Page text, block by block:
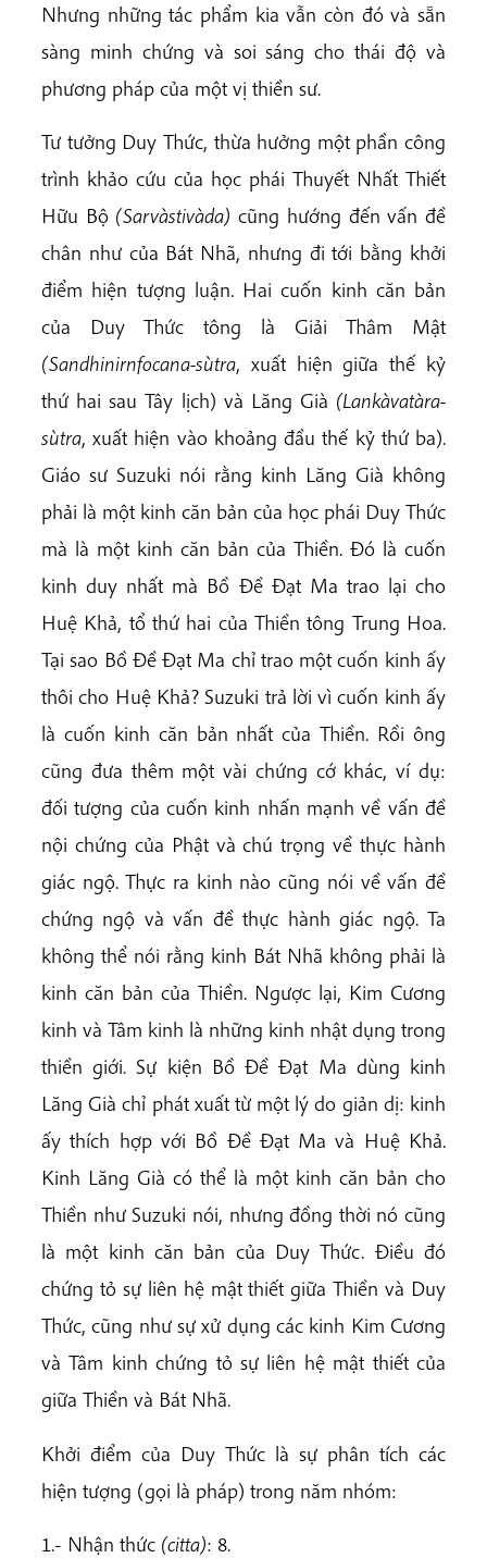
Nhưng những tác phẩm kia vẫn còn đó và sẵn
sàng minh chứng và soi sáng cho thái độ và
phương pháp của một vị thiền sư.
Tư tưởng Duy Thức, thừa hưởng một phần công
trình khảo cứu của học phái Thuyết Nhất Thiết
Hữu Bộ (Sarvàstivàda) cũng hướng đến vấn đề
chân như của Bát Nhã, nhưng đi tới bằng khởi
điểm hiện tượng luận. Hai cuốn kinh căn bản
của Duy Thức tông là Giải Thâm Mật
(Sandhinirnfocana-sùtra, xuất hiện giữa thế kỷ
thứ hai sau Tây lịch) và Lăng Già (Lankàvatàra-
sùtra, xuất hiện vào khoảng đầu thế kỷ thứ ba).
Giáo sư Suzuki nói rằng kinh Lăng Già không
phải là một kinh căn bản của học phái Duy Thức
mà là một kinh căn bản của Thiền. Đó là cuốn
kinh duy nhất mà Bồ Đề Đạt Ma trao lại cho
Huệ Khả, tổ thứ hai của Thiền tông Trung Hoa.
Tại sao Bồ Đề Đạt Ma chỉ trao một cuốn kinh ấy
thôi cho Huệ Khả? Suzuki trả lời vì cuốn kinh ấy
là cuốn kinh căn bản nhất của Thiền. Rồi ông
cũng đưa thêm một vài chứng cớ khác, ví dụ:
đối tượng của cuốn kinh nhấn mạnh về vấn đề
nội chứng của Phật và chú trọng về thực hành
giác ngộ. Thực ra kinh nào cũng nói về vấn đề
chứng ngộ và vấn đề thực hành giác ngộ. Ta
không thể nói rằng kinh Bát Nhã không phải là
kinh căn bản của Thiền. Ngược lại, Kim Cương
kinh và Tâm kinh là những kinh nhật dụng trong
thiền giới. Sự kiện Bồ Đề Đạt Ma dùng kinh
Lăng Già chỉ phát xuất từ một lý do giản dị: kinh
ấy thích hợp với Bồ Đề Đạt Ma và Huệ Khả.
Kinh Lăng Già có thể là một kinh căn bản cho
Thiền như Suzuki nói, nhưng đồng thời nó cũng
là một kinh căn bản của Duy Thức. Điều đó
chứng tỏ sự liên hệ mật thiết giữa Thiền và Duy
Thức, cũng như sự xử dụng các kinh Kim Cương
và Tâm kinh chứng tỏ sự liên hệ mật thiết của
giữa Thiền và Bát Nhã.
Khởi điểm của Duy Thức là sự phân tích các
hiện tượng (gọi là pháp) trong năm nhóm:
1.- Nhận thức (citta): 8.